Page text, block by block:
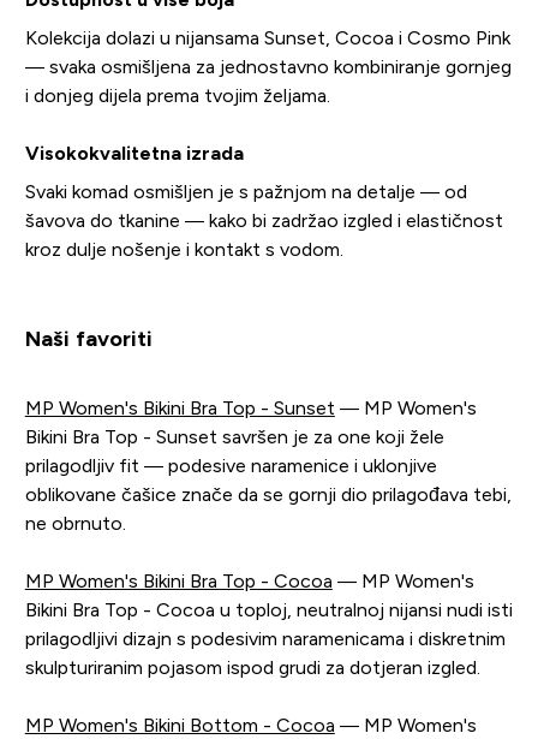
Kolekcija dolazi u nijansama Sunset, Cocoa i Cosmo Pink
— svaka osmišljena za jednostavno kombiniranje gornjeg
i donjeg dijela prema tvojim željama.
Visokokvalitetna izrada
Svaki komad osmišljen je s pažnjom na detalje — od
šavova do tkanine — kako bi zadržao izgled i elastičnost
kroz dulje nošenje i kontakt s vodom.
Naši favoriti
MP Women's Bikini Bra Top - Sunset — MP Women's
Bikini Bra Top - Sunset savršen je za one koji žele
prilagodljiv fit — podesive naramenice i uklonjive
oblikovane čašice znače da se gornji dio prilagođava tebi,
ne obrnuto.
MP Women's Bikini Bra Top - Cocoa — MP Women's
Bikini Bra Top - Cocoa u toploj, neutralnoj nijansi nudi isti
prilagodljivi dizajn s podesivim naramenicama i diskretnim
skulpturiranim pojasom ispod grudi za dotjeran izgled.
MP Women's Bikini Bottom - Cocoa — MP Women's